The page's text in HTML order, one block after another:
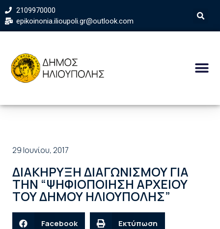
2109970000
epikoinonia.ilioupoli.gr@outlook.com
29 Ιουνίου, 2017
ΔΙΑΚΗΡΥΞΗ ΔΙΑΓΩΝΙΣΜΟΥ ΓΙΑ
ΤΗΝ “ΨΗΦΙΟΠΟΙΗΣΗ ΑΡΧΕΙΟΥ
ΤΟΥ ΔΗΜΟΥ ΗΛΙΟΥΠΟΛΗΣ”
Facebook Εκτύπωση